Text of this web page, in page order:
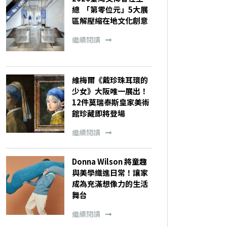
總 「第零位元」5大展
區解壓縮在地文化創意
繼續閱讀
維梅爾《戴珍珠耳環的
少女》大阪唯一展出！
12件莫瑞泰斯皇家美術
館珍藏即將登場
繼續閱讀
Donna Wilson 將童趣
與美學織進日常！讓家
成為充滿想像力的生活
舞台
繼續閱讀